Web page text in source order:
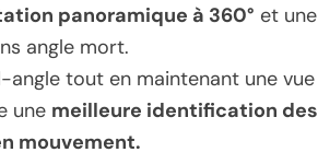
panoramique à 360° et une
angle mort.
tout en maintenant une vue
une meilleure identification des
mouvement.